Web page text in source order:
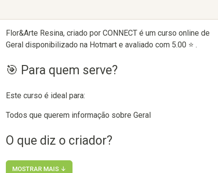
Flor&Arte Resina, criado por CONNECT é um curso online de
Geral disponibilizado na Hotmart e avaliado com 5.00 ⭐ .
🎯 Para quem serve?
Este curso é ideal para:
Todos que querem informação sobre Geral
O que diz o criador?
MOSTRAR MAIS ↓